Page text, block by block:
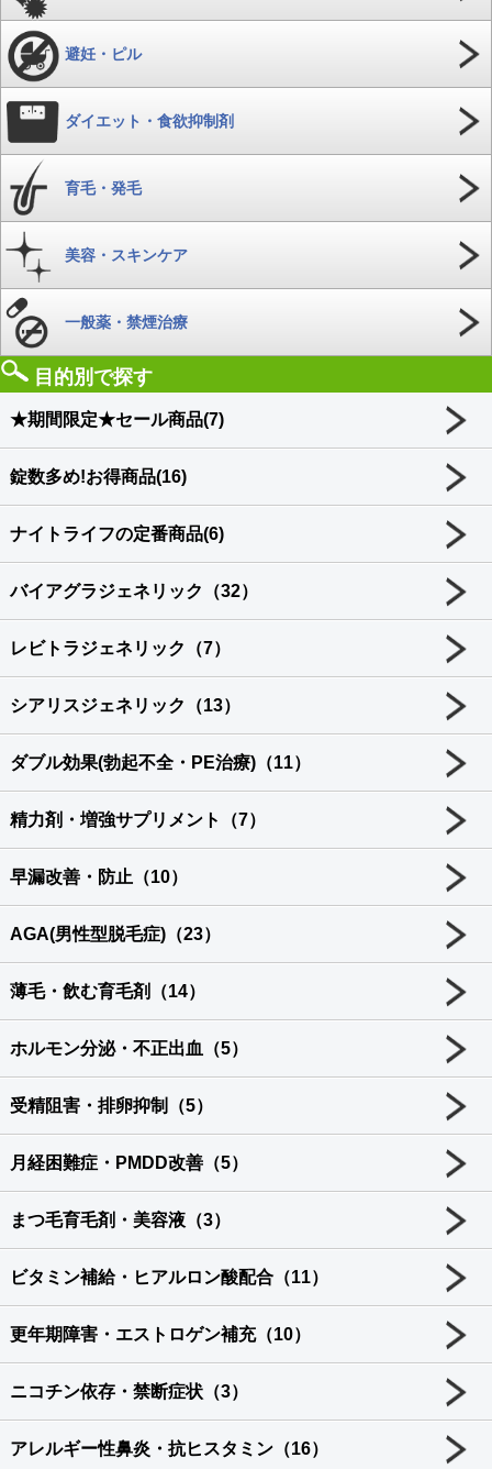
避妊・ピル
ダイエット・食欲抑制剤
育毛・発毛
美容・スキンケア
一般薬・禁煙治療
目的別で探す
★期間限定★セール商品(7)
錠数多め!お得商品(16)
ナイトライフの定番商品(6)
バイアグラジェネリック（32）
レビトラジェネリック（7）
シアリスジェネリック（13）
ダブル効果(勃起不全・PE治療)（11）
精力剤・増強サプリメント（7）
早漏改善・防止（10）
AGA(男性型脱毛症)（23）
薄毛・飲む育毛剤（14）
ホルモン分泌・不正出血（5）
受精阻害・排卵抑制（5）
月経困難症・PMDD改善（5）
まつ毛育毛剤・美容液（3）
ビタミン補給・ヒアルロン酸配合（11）
更年期障害・エストロゲン補充（10）
ニコチン依存・禁断症状（3）
アレルギー性鼻炎・抗ヒスタミン（16）